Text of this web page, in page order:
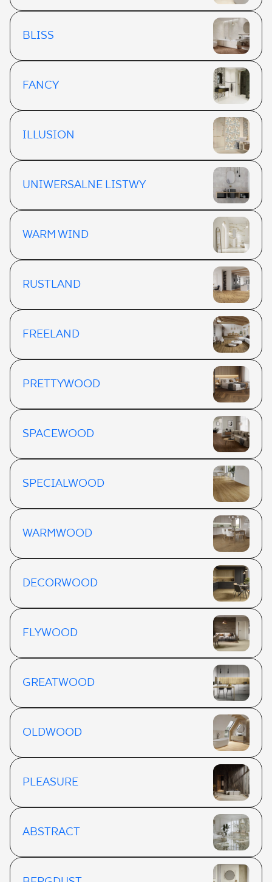
BLISS
FANCY
ILLUSION
UNIWERSALNE LISTWY
WARM WIND
RUSTLAND
FREELAND
PRETTYWOOD
SPACEWOOD
SPECIALWOOD
WARMWOOD
DECORWOOD
FLYWOOD
GREATWOOD
OLDWOOD
PLEASURE
ABSTRACT